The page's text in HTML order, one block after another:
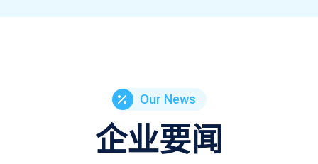
Our News
企业要闻